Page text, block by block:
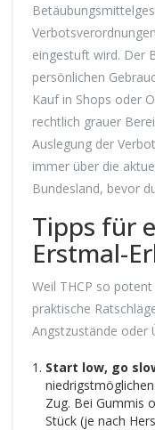
eingestuft wird. Der
persönlichen
Kauf in Shops oder
rechtlich grauer
Auslegung der
immer über die
Bundesland, bevor
Tipps für
Erstmal-
Weil THCP so
praktische
Angstzustände oder
Start low, go
Zug. Bei Gummis
Stück (je nach